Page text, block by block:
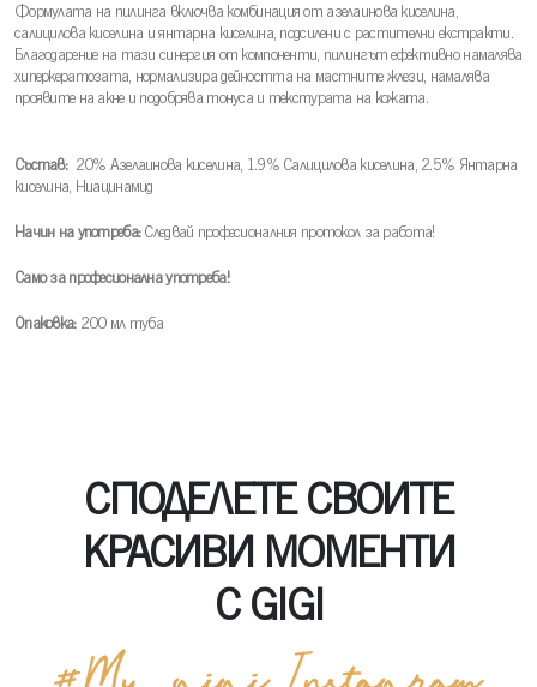
Формулата на пилинга включва комбинация от азелаинова киселина,
салицилова киселина и янтарна киселина, подсилени с растителни екстракти.
Благодарение на тази синергия от компоненти, пилингът ефективно намалява
хиперкератозата, нормализира дейността на мастните жлези, намалява
проявите на акне и подобрява тонуса и текстурата на кожата.
Състав: 20% Азелаинова киселина, 1.9% Салицилова киселина, 2.5% Янтарна
киселина, Ниацинамид
Начин на употреба:Следвай професионалния протокол за работа!
Само за професионална употреба!
Опаковка:200 мл туба
СПОДЕЛЕТЕ СВОИТЕ
КРАСИВИ МОМЕНТИ
С GIGI